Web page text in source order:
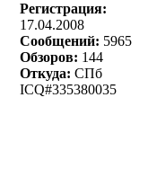
Регистрация:
17.04.2008
Сообщений: 5965
Обзоров: 144
Откуда: СПб
ICQ#335380035